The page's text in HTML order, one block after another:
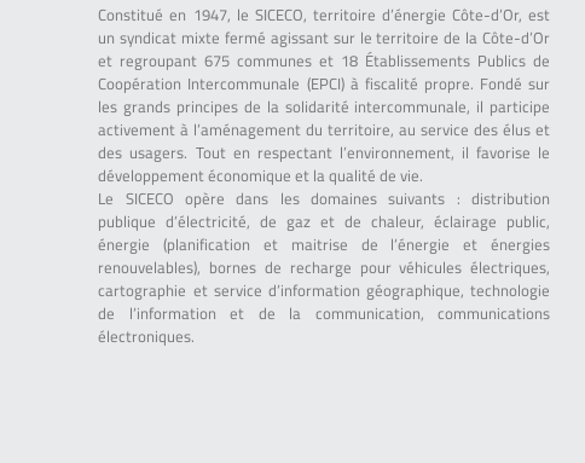
Constitué en 1947, le SICECO, territoire d’énergie Côte-d’Or, est
un syndicat mixte fermé agissant sur le territoire de la Côte-d’Or
et regroupant 675 communes et 18 Établissements Publics de
Coopération Intercommunale (EPCI) à fiscalité propre. Fondé sur
les grands principes de la solidarité intercommunale, il participe
activement à l’aménagement du territoire, au service des élus et
des usagers. Tout en respectant l’environnement, il favorise le
développement économique et la qualité de vie.
Le SICECO opère dans les domaines suivants : distribution
publique d’électricité, de gaz et de chaleur, éclairage public,
énergie (planification et maitrise de l’énergie et énergies
renouvelables), bornes de recharge pour véhicules électriques,
cartographie et service d’information géographique, technologie
de l’information et de la communication, communications
électroniques.